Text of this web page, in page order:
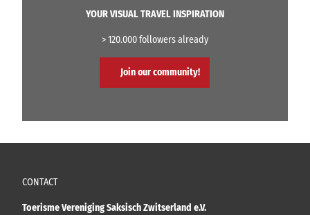
YOUR VISUAL TRAVEL INSPIRATION
> 120.000 followers already
Join our community!
CONTACT
Toerisme Vereniging Saksisch Zwitserland e.V.